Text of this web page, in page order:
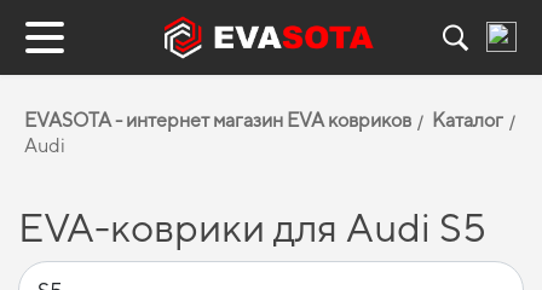
EVASOTA - интернет магазин EVA ковриков
Каталог
Audi
EVA-коврики для Audi S5